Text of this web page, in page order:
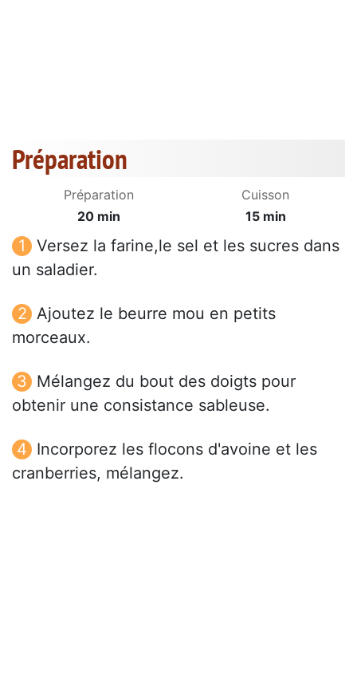
Préparation
Préparation
20 min
Cuisson
15 min
Versez la farine,le sel et les sucres dans
un saladier.
Ajoutez le beurre mou en petits
morceaux.
Mélangez du bout des doigts pour
obtenir une consistance sableuse.
Incorporez les flocons d'avoine et les
cranberries, mélangez.